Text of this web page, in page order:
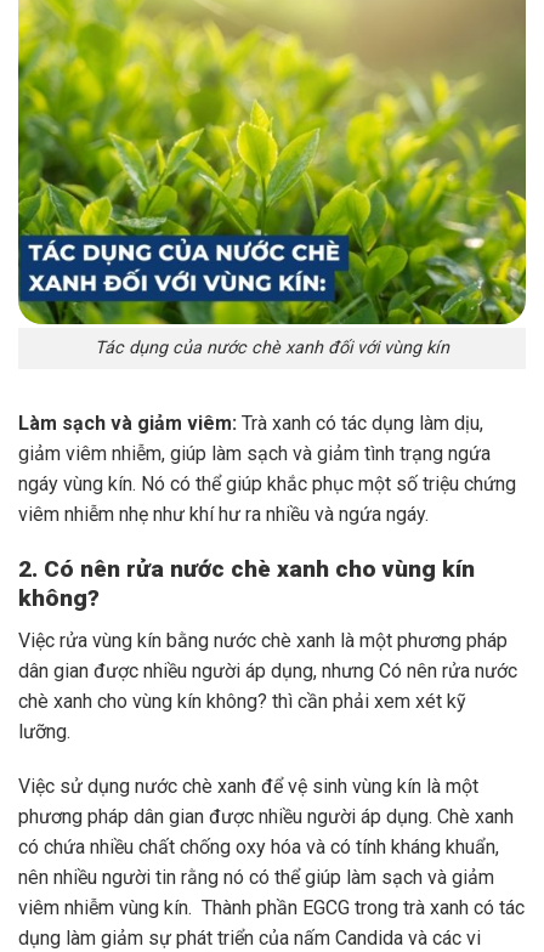
Tác dụng của nước chè xanh đối với vùng kín
Làm sạch và giảm viêm: Trà xanh có tác dụng làm dịu,
giảm viêm nhiễm, giúp làm sạch và giảm tình trạng ngứa
ngáy vùng kín. Nó có thể giúp khắc phục một số triệu chứng
viêm nhiễm nhẹ như khí hư ra nhiều và ngứa ngáy.
2. Có nên rửa nước chè xanh cho vùng kín
không?
Việc rửa vùng kín bằng nước chè xanh là một phương pháp
dân gian được nhiều người áp dụng, nhưng Có nên rửa nước
chè xanh cho vùng kín không? thì cần phải xem xét kỹ
lưỡng.
Việc sử dụng nước chè xanh để vệ sinh vùng kín là một
phương pháp dân gian được nhiều người áp dụng. Chè xanh
có chứa nhiều chất chống oxy hóa và có tính kháng khuẩn,
nên nhiều người tin rằng nó có thể giúp làm sạch và giảm
viêm nhiễm vùng kín. Thành phần EGCG trong trà xanh có tác
dụng làm giảm sự phát triển của nấm Candida và các vi